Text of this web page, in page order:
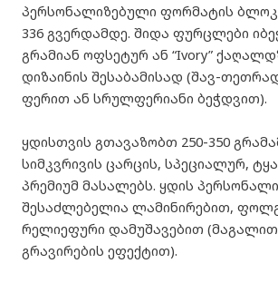
პერსონალიზებული ფორმატის
336 გვერდამდე. შიდა ფურცლები
გრამიან ოფსეტურ ან “Ivory”
დიზაინის შესაბამისად (შავ-
ფერით ან სრულფერიანი ბეჭდვით).
ყდისთვის გთავაზობთ 250-350
სიმკვრივის ცარცის, სპეციალურ,
პრემიუმ მასალებს. ყდის
შესაძლებელია ლამინირებით,
რელიეფური დამუშავებით
გრავირების ეფექტით).